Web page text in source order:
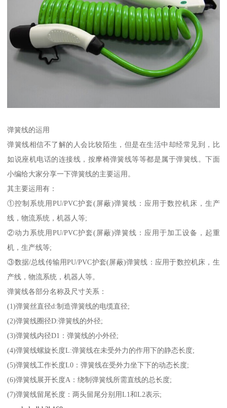
弹簧线的运用
弹簧线相信不了解的人会比较陌生，但是在生活中却经常见到，比
如说座机电话的连接线，按摩椅弹簧线等等都是属于弹簧线。下面
小编给大家分享一下弹簧线的主要运用。
其主要运用有：
①控制系统用PU/PVC护套(屏蔽)弹簧线：应用于数控机床，生产
线，物流系统，机器人等;
②动力系统用PU/PVC护套(屏蔽)弹簧线：应用于加工设备，起重
机，生产线等;
③数据/总线传输用PU/PVC护套(屏蔽)弹簧线：应用于数控机床，生
产线，物流系统，机器人等。
弹簧线各部分名称及尺寸关系：
(1)弹簧丝直径d:制造弹簧线的电缆直径;
(2)弹簧线圈径D:弹簧线的外径;
(3)弹簧线内径D1：弹簧线的小外径;
(4)弹簧线螺旋长度L:弹簧线在未受外力的作用下的静态长度;
(5)弹簧线工作长度L0：弹簧线在受外力坐下下的动态长度;
(6)弹簧线展开长度A：绕制弹簧线所需直线的总长度;
(7)弹簧线留尾长度：两头留尾分别用L1和L2表示;